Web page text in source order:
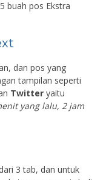
buah pos Ekstra
dan pos yang
tampilan seperti
Twitter yaitu
yang lalu, 2 jam
3 tab, dan untuk